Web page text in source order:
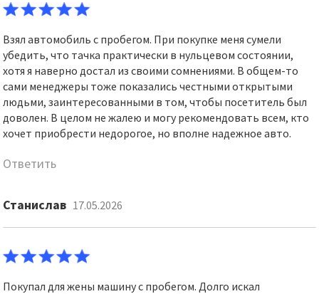
Взял автомобиль с пробегом. При покупке меня сумели
убедить, что тачка практически в нульцевом состоянии,
хотя я наверно достал из своими сомнениями. В общем-то
сами менеджеры тоже показались честными открытыми
людьми, заинтересованными в том, чтобы посетитель был
доволен. В целом не жалею и могу рекомендовать всем, кто
хочет приобрести недорогое, но вполне надежное авто.
Ответить
Станислав 17.05.2026
Покупал для жены машину с пробегом. Долго искал